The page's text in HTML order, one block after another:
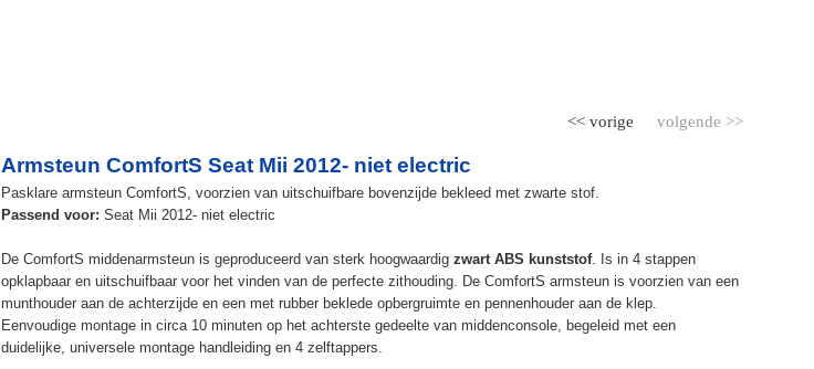
volgende >>
<< vorige
Armsteun ComfortS Seat Mii 2012- niet electric
Pasklare armsteun ComfortS, voorzien van uitschuifbare bovenzijde bekleed met zwarte stof.
Passend voor: Seat Mii 2012- niet electric
De ComfortS middenarmsteun is geproduceerd van sterk hoogwaardig zwart ABS kunststof. Is in 4 stappen
opklapbaar en uitschuifbaar voor het vinden van de perfecte zithouding. De ComfortS armsteun is voorzien van een
munthouder aan de achterzijde en een met rubber beklede opbergruimte en pennenhouder aan de klep.
Eenvoudige montage in circa 10 minuten op het achterste gedeelte van middenconsole, begeleid met een
duidelijke, universele montage handleiding en 4 zelftappers.